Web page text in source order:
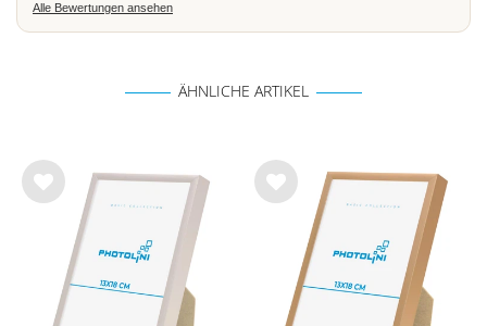
Alle Bewertungen ansehen
ÄHNLICHE ARTIKEL
Wu
Wu